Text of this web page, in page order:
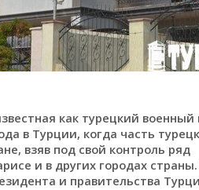
как турецкий
в Турции, когда часть
взяв под свой контроль ряд
и в других городах
и правительства